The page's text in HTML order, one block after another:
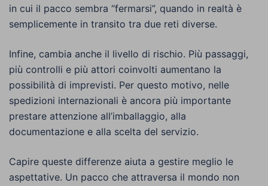
in cui il pacco sembra “fermarsi”, quando in realtà è
semplicemente in transito tra due reti diverse.
Infine, cambia anche il livello di rischio. Più passaggi,
più controlli e più attori coinvolti aumentano la
possibilità di imprevisti. Per questo motivo, nelle
spedizioni internazionali è ancora più importante
prestare attenzione all’imballaggio, alla
documentazione e alla scelta del servizio.
Capire queste differenze aiuta a gestire meglio le
aspettative. Un pacco che attraversa il mondo non